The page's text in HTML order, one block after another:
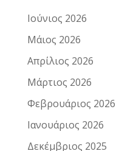
Ιούνιος 2026
Μάιος 2026
Απρίλιος 2026
Μάρτιος 2026
Φεβρουάριος 2026
Ιανουάριος 2026
Δεκέμβριος 2025